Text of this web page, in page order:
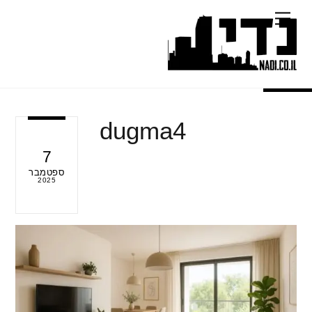
content
Menu
7
ספטמבר
2025
dugma4